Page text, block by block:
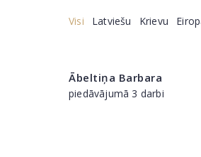
Visi Latviešu Krievu
Ābeltiņa Barbara
piedāvājumā 3 darbi